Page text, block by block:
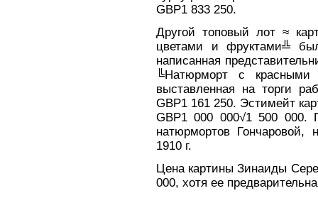
GBP1 833 250.
Другой топовый лот ≈
цветами и фруктами╩
написанная
╚Натюрморт с
выставленная на торги
GBP1 161 250. Эстимейт
GBP1 000 000√1 500 000.
натюрмортов Гончаровой,
1910 г.
Цена картины Зинаиды
000, хотя ее